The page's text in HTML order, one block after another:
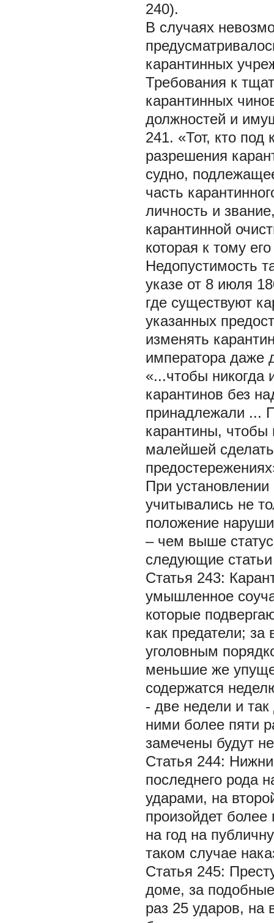
240).
В случаях
карантинных
Требования к
карантинных
должностей и
241. «Тот, кто
разрешения
судно,
часть
личность и
карантинной
которая к тому
Недопустимость
указе от 8 июля
где существуют
указанных
изменять
императора даже
«...чтобы никогда
карантинов без
принадлежали ...
карантины, чтобы
малейшей
При установлении
учитывались не
положение
– чем выше
следующие статьи
Статья 243:
умышленное
которые
как предатели;
уголовным
меньшие же
содержатся
- две недели и
ними более пяти
замечены будут
Статья 244:
последнего рода
ударами, на
произойдет более
на год на
таком случае
Статья 245:
доме, за
раз 25 ударов, на